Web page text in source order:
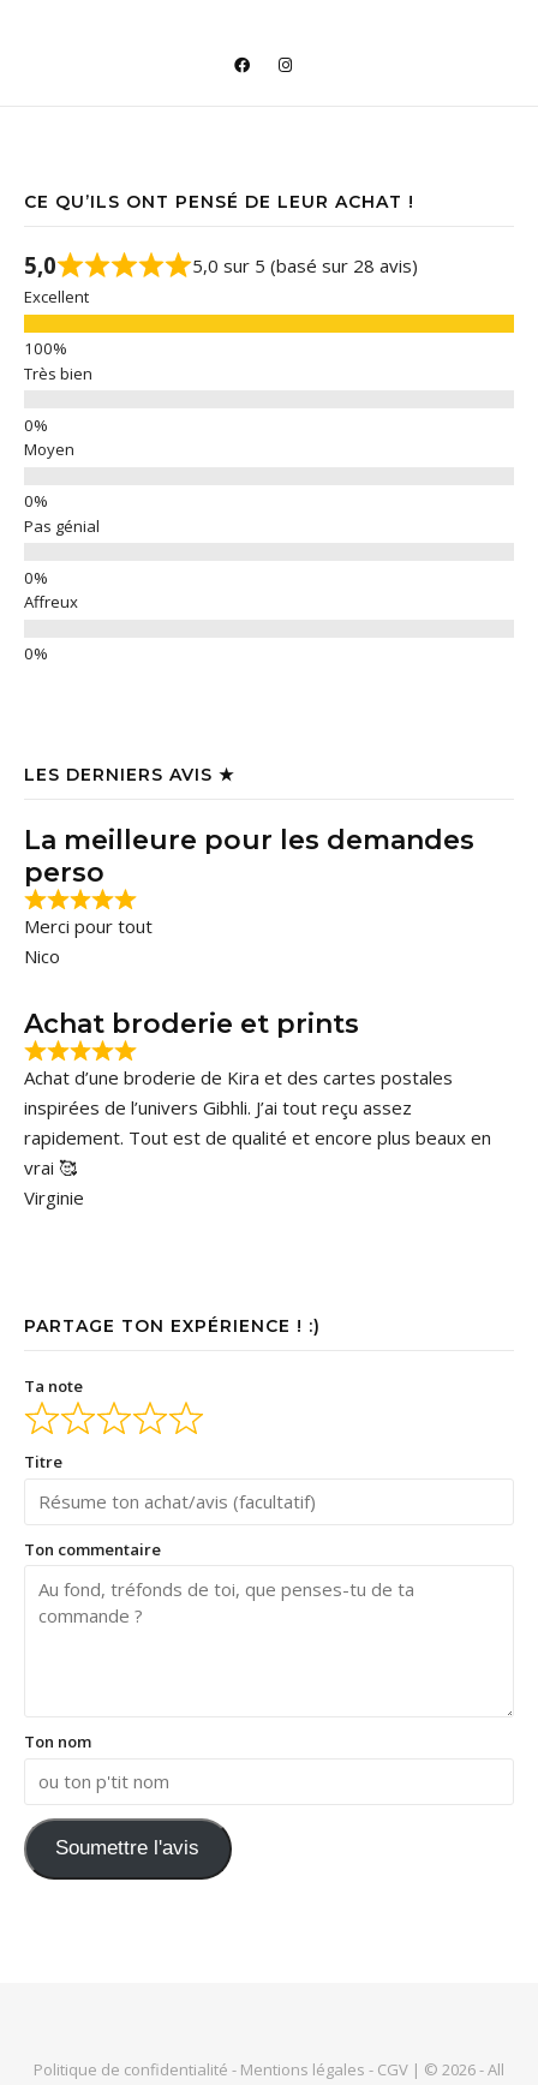
CE QU’ILS ONT PENSÉ DE LEUR ACHAT !
5,0 5,0 sur 5 (basé sur 28 avis)
Excellent
Très bien
Moyen
Pas génial
Affreux
LES DERNIERS AVIS ★
La meilleure pour les demandes
perso
Merci pour tout
Nico
Achat broderie et prints
Achat d’une broderie de Kira et des cartes postales
inspirées de l’univers Gibhli. J’ai tout reçu assez
rapidement. Tout est de qualité et encore plus beaux en
vrai 🥰
Virginie
PARTAGE TON EXPÉRIENCE ! :)
Ta note
Titre
Ton commentaire
Ton nom
Soumettre l'avis
Politique de confidentialité - Mentions légales - CGV | © 2026 - All